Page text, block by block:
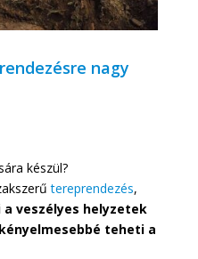
nagy
készül?
tereprendezés,
veszélyes helyzetek
teheti a